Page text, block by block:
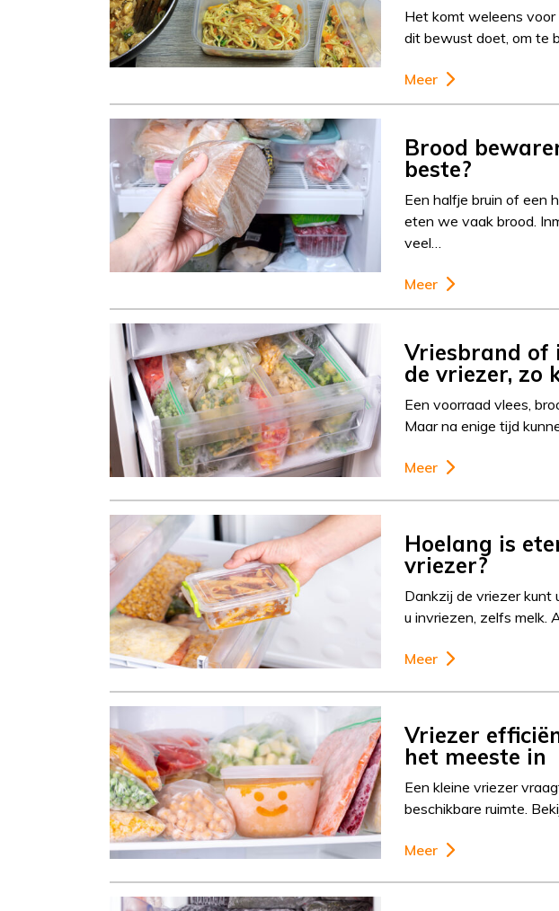
Het komt weleens
dit bewust doet, om te
Meer
Brood
beste?
Een halfje bruin of een
eten we vaak brood.
veel…
Meer
Vriesbrand of
de vriezer, zo
Een voorraad vlees,
Maar na enige tijd
Meer
Hoelang is
vriezer?
Dankzij de vriezer kunt
u invriezen, zelfs melk.
Meer
Vriezer
het meeste in
Een kleine vriezer
beschikbare ruimte.
Meer